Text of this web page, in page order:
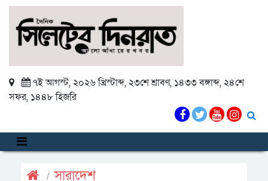
৭ই আগস্ট, ২০২৬ খ্রিস্টাব্দ, ২৩শে শ্রাবণ, ১৪৩৩ বঙ্গাব্দ, ২৪শে
সফর, ১৪৪৮ হিজরি
সারাদেশ